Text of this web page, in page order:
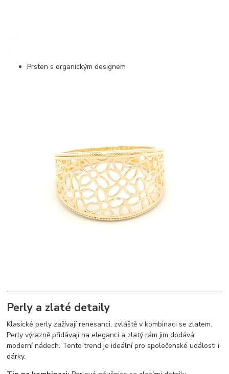
Prsten s organickým designem
Perly a zlaté detaily
Klasické perly zažívají renesanci, zvláště v kombinaci se zlatem.
Perly výrazně přidávají na eleganci a zlatý rám jim dodává
moderní nádech. Tento trend je ideální pro společenské události i
dárky.